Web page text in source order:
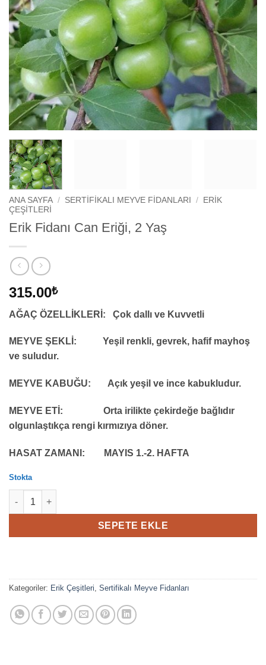
ANA SAYFA / SERTIFIKALI MEYVE FIDANLARI /
ERIK
ÇEŞITLERI
Erik Fidanı Can Eriği, 2 Yaş
315.00₺
AĞAÇ ÖZELLİKLERİ: Çok dallı ve Kuvvetli
MEYVE ŞEKLİ: Yeşil renkli, gevrek, hafif mayhoş
ve suludur.
MEYVE KABUĞU: Açık yeşil ve ince kabukludur.
MEYVE ETİ: Orta irilikte çekirdeğe bağlıdır
olgunlaştıkça rengi kırmızıya döner.
HASAT ZAMANI: MAYIS 1.-2. HAFTA
Stokta
Erik Fidanı Can Eriği, 2 Yaş adet
SEPETE EKLE
Kategoriler: Erik Çeşitleri, Sertifikalı Meyve Fidanları